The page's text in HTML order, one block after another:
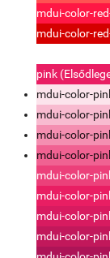
mdui-color-
mdui-color-
pink
mdui-color-
mdui-color-
mdui-color-
mdui-color-
mdui-color-
mdui-color-
mdui-color-
mdui-color-